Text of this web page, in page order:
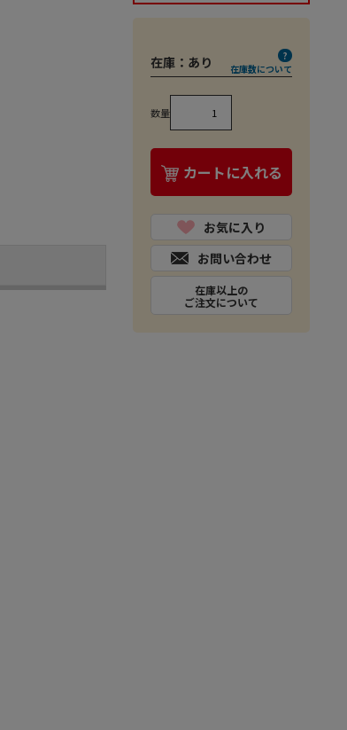
在庫： あり 在庫数について
数量
カートに入れる
お気に入り
お問い合わせ
在庫以上の
ご注文について